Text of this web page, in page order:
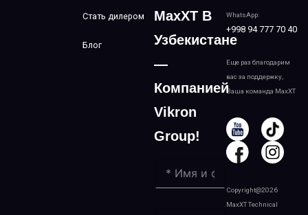
WhatsApp:
+998 94 777 70 40
Еще раз благодарим
вас за поддержку,
Ваша команда MaxXT
Copyright@2026
MaxXT Technical
Стать дилером
Блог
MaxXT В
Узбекистане
—
Компанией
Vikron
Group!